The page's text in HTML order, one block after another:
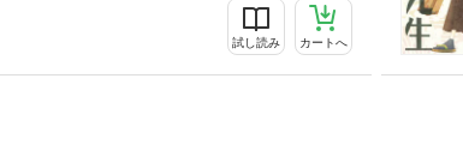
試し読み カートへ